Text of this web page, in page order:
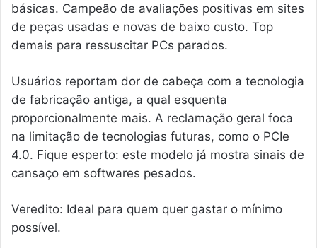
básicas. Campeão de avaliações positivas em sites
de peças usadas e novas de baixo custo. Top
demais para ressuscitar PCs parados.
Usuários reportam dor de cabeça com a tecnologia
de fabricação antiga, a qual esquenta
proporcionalmente mais. A reclamação geral foca
na limitação de tecnologias futuras, como o PCIe
4.0. Fique esperto: este modelo já mostra sinais de
cansaço em softwares pesados.
Veredito: Ideal para quem quer gastar o mínimo
possível.